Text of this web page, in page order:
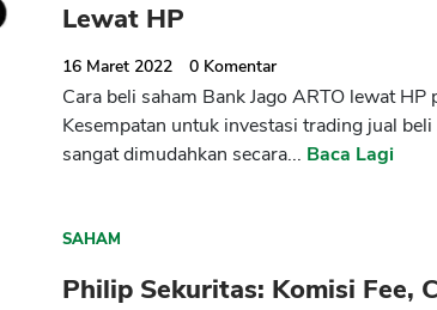
Lewat HP
16 Maret 2022 0 Komentar
Cara beli saham Bank Jago ARTO lewat HP
Kesempatan untuk investasi trading jual
sangat dimudahkan secara... Baca Lagi
SAHAM
Philip Sekuritas: Komisi Fee,